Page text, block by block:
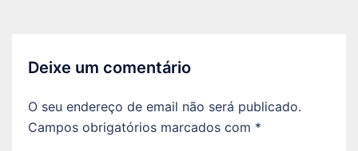
Deixe um comentário
O seu endereço de email não será publicado.
Campos obrigatórios marcados com *